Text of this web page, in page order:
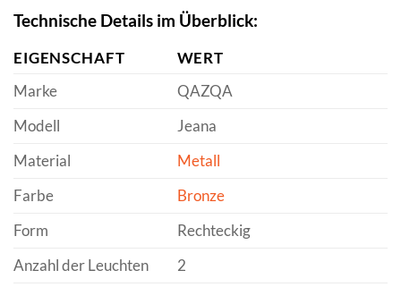
Technische Details im Überblick:
EIGENSCHAFT
WERT
Marke
QAZQA
Modell
Jeana
Material
Metall
Farbe
Bronze
Form
Rechteckig
Anzahl der Leuchten
2